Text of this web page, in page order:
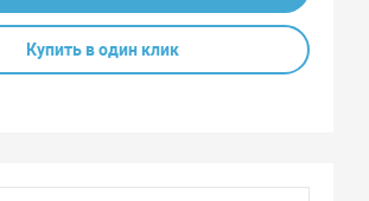
Купить в один клик